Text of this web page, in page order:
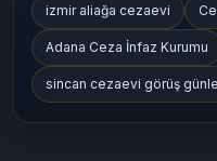
izmir aliağa cezaevi
Adana Ceza İnfaz Kurumu
sincan cezaevi görüş